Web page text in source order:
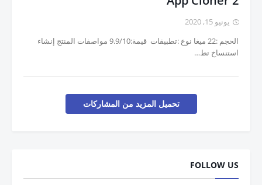
يونيو 15, 2020
الحجم :22 ميغا نوع :تطبيقات قيمة:9.9/10 مواصفات المنتج إنشاء
استنساخ تط…
تحميل المزيد من المشاركات
FOLLOW US